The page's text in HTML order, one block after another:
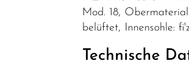
Mod. 18,
belüftet, Innensohle:
Technische